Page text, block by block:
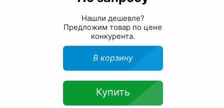
Нашли дешевле?
Предложим товар по цене
конкурента.
В корзину
Купить